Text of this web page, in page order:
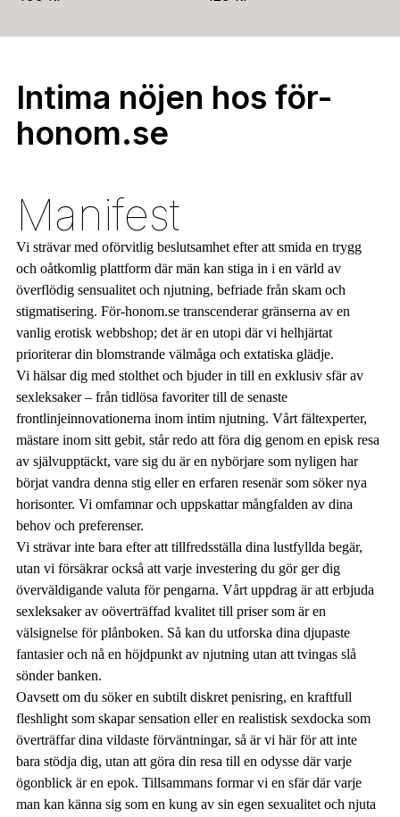
Intima nöjen hos för-
honom.se
Manifest
Vi strävar med oförvitlig beslutsamhet efter att smida en trygg
och oåtkomlig plattform där män kan stiga in i en värld av
överflödig sensualitet och njutning, befriade från skam och
stigmatisering. För-honom.se transcenderar gränserna av en
vanlig erotisk webbshop; det är en utopi där vi helhjärtat
prioriterar din blomstrande välmåga och extatiska glädje.
Vi hälsar dig med stolthet och bjuder in till en exklusiv sfär av
sexleksaker – från tidlösa favoriter till de senaste
frontlinjeinnovationerna inom intim njutning. Vårt fältexperter,
mästare inom sitt gebit, står redo att föra dig genom en episk resa
av självupptäckt, vare sig du är en nybörjare som nyligen har
börjat vandra denna stig eller en erfaren resenär som söker nya
horisonter. Vi omfamnar och uppskattar mångfalden av dina
behov och preferenser.
Vi strävar inte bara efter att tillfredsställa dina lustfyllda begär,
utan vi försäkrar också att varje investering du gör ger dig
överväldigande valuta för pengarna. Vårt uppdrag är att erbjuda
sexleksaker av oöverträffad kvalitet till priser som är en
välsignelse för plånboken. Så kan du utforska dina djupaste
fantasier och nå en höjdpunkt av njutning utan att tvingas slå
sönder banken.
Oavsett om du söker en subtilt diskret penisring, en kraftfull
fleshlight som skapar sensation eller en realistisk sexdocka som
överträffar dina vildaste förväntningar, så är vi här för att inte
bara stödja dig, utan att göra din resa till en odysse där varje
ögonblick är en epok. Tillsammans formar vi en sfär där varje
man kan känna sig som en kung av sin egen sexualitet och njuta